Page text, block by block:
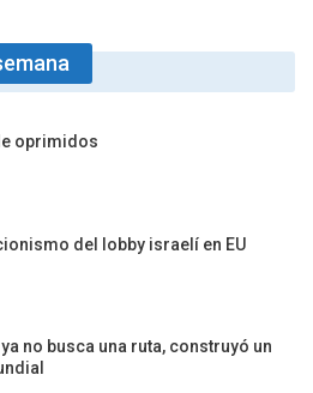
oprimidos
del lobby israelí en EU
no busca una ruta, construyó un